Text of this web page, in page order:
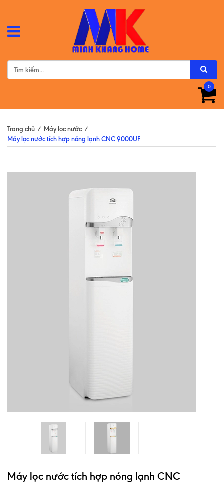
0
Trang chủ / Máy lọc nước /
Máy lọc nước tích hợp nóng lạnh CNC 9000UF
Máy lọc nước tích hợp nóng lạnh CNC